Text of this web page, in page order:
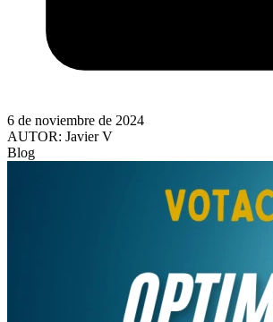
6 de noviembre de 2024
AUTOR: Javier V
Blog